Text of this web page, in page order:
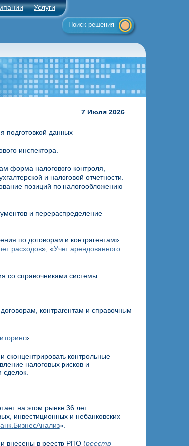
Поиск решения
Услуги
7 Июля 2026
подготовкой данных
инспектора.
форма налогового контроля,
и налоговой отчетности.
позиций по налогообложению
и перераспределение
по договорам и контрагентам»
расходов», «Учет арендованного
со справочниками системы.
контрагентам и справочным
».
контрольные
налоговых рисков и
на этом рынке 36 лет.
инвестиционных и небанковских
».
внесены в реестр РПО (реестр